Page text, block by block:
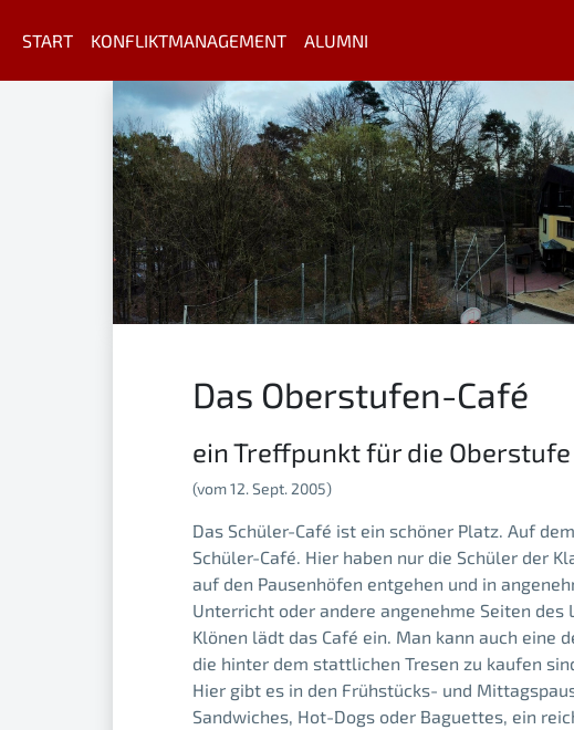
START KONFLIKTMANAGEMENT ALUMNI
Das Oberstufen-Café
ein Treffpunkt für die Oberstufe
(vom 12. Sept. 2005)
Das Schüler-Café ist ein schöner Platz. Auf
Schüler-Café. Hier haben nur die Schüler der
auf den Pausenhöfen entgehen und in
Unterricht oder andere angenehme Seiten
Klönen lädt das Café ein. Man kann auch eine
die hinter dem stattlichen Tresen zu kaufen
Hier gibt es in den Frühstücks- und
Sandwiches, Hot-Dogs oder Baguettes, ein